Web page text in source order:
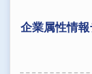
企業属性情